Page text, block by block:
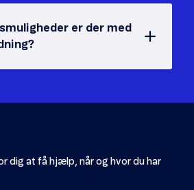
er der med
dig at få hjælp, når og hvor du har